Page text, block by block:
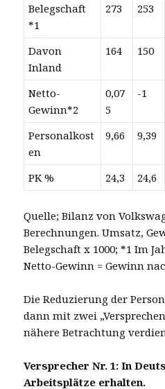
Belegschaft
*1
273 253
Davon
Inland
164 150
Netto-
Gewinn*2
0,07
5
-1
Personalkost
en
9,66 9,39
PK %
24,3 24,6
Quelle; Bilanz von
Berechnungen. Umsatz,
Belegschaft x 1000; *1 Im
Netto-Gewinn = Gewinn
Die Reduzierung der
dann mit zwei
nähere Betrachtung
Versprecher Nr. 1: In
Arbeitsplätze erhalten.